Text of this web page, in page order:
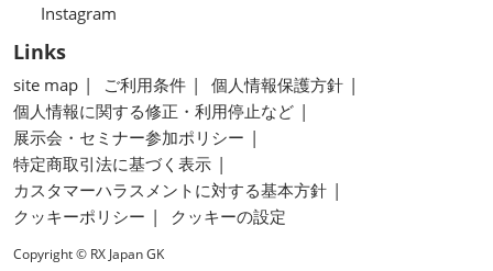
Instagram
Links
site map ご利用条件
個人情報保護方針
個人情報に関する修正・利用停止など
展示会・セミナー参加ポリシー
特定商取引法に基づく表示
カスタマーハラスメントに対する基本方針
クッキーポリシー
クッキーの設定
Copyright © RX Japan GK